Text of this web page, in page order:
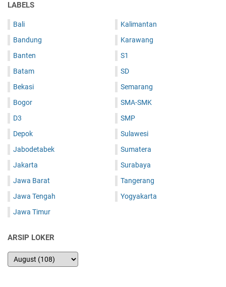
LABELS
Bali
Bandung
Banten
Batam
Bekasi
Bogor
D3
Depok
Jabodetabek
Jakarta
Jawa Barat
Jawa Tengah
Jawa Timur
Kalimantan
Karawang
S1
SD
Semarang
SMA-SMK
SMP
Sulawesi
Sumatera
Surabaya
Tangerang
Yogyakarta
ARSIP LOKER